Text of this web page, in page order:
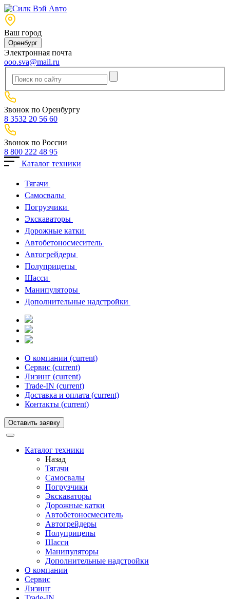
Ваш город
Оренбург
Электронная почта
ooo.sva@mail.ru
Звонок по Оренбургу
8 3532 20 56 60
Звонок по России
8 800 222 48 95
Каталог техники
Тягачи
Cамосвалы
Погрузчики
Экскаваторы
Дорожные катки
Автобетоносмеситель
Автогрейдеры
Полуприцепы
Шасси
Манипуляторы
Дополнительные надстройки
О компании (current)
Сервис (current)
Лизинг (current)
Trade-IN (current)
Доставка и оплата (current)
Контакты (current)
Оставить заявку
Каталог техники
Назад
Тягачи
Cамосвалы
Погрузчики
Экскаваторы
Дорожные катки
Автобетоносмеситель
Автогрейдеры
Полуприцепы
Шасси
Манипуляторы
Дополнительные надстройки
О компании
Сервис
Лизинг